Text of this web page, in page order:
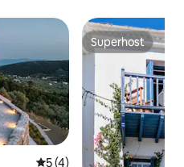
Gemiddelde beoordeling
5 (4)
Superhost
Superhost